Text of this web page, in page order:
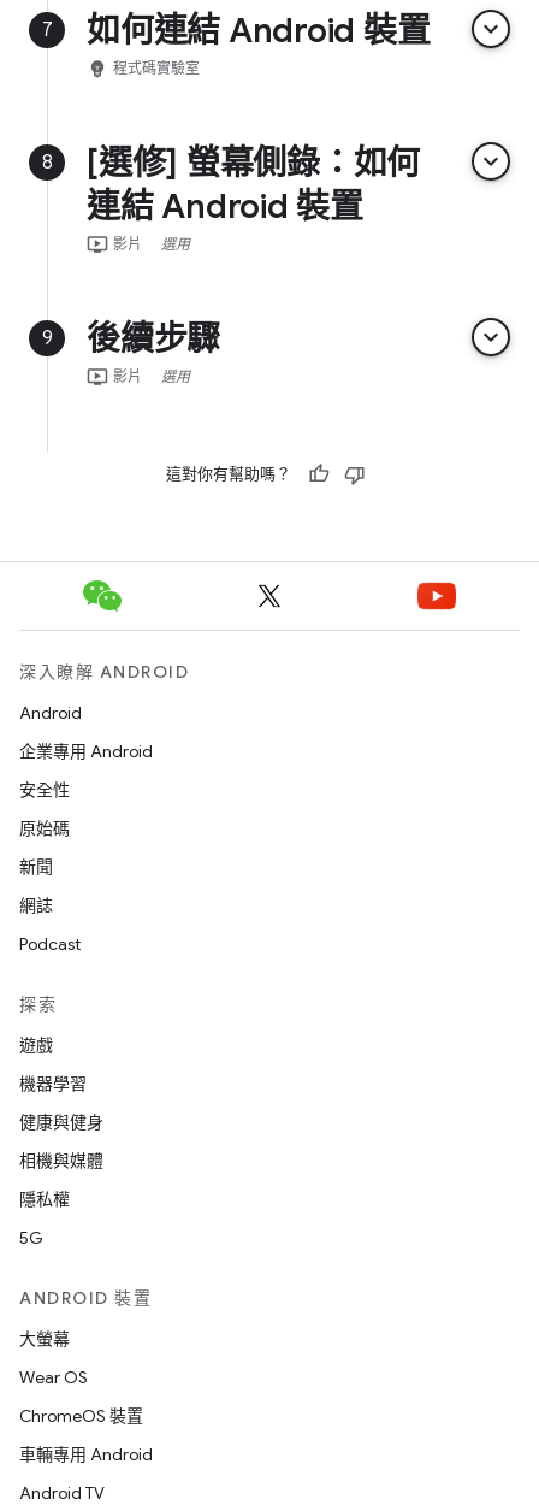
7 如何連結 Android 裝置 keyboard_arrow_down
emoji_objects 程式碼實驗室
8
[選修] 螢幕側錄：如何
連結 Android 裝置
keyboard_arrow_down
ondemand_video 影片 選用
9 後續步驟 keyboard_arrow_down
ondemand_video 影片 選用
這對你有幫助嗎？
深入瞭解 ANDROID
Android
企業專用 Android
安全性
原始碼
新聞
網誌
Podcast
探索
遊戲
機器學習
健康與健身
相機與媒體
隱私權
5G
ANDROID 裝置
大螢幕
Wear OS
ChromeOS 裝置
車輛專用 Android
Android TV